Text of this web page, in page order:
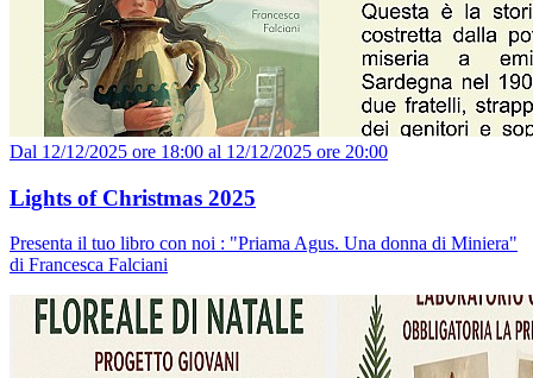
Dal 12/12/2025 ore 18:00 al 12/12/2025 ore 20:00
Lights of Christmas 2025
Presenta il tuo libro con noi : "Priama Agus. Una donna di Miniera"
di Francesca Falciani